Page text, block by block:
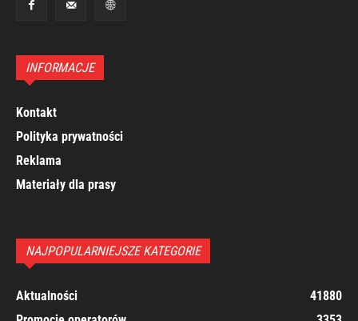
INFORMACJE
Kontakt
Polityka prywatności
Reklama
Materiały dla prasy
NAJPOPULARNIEJSZE KATEGORIE
Aktualności
41880